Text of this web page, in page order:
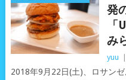
発
み
yuu
2018年9月22日(土)、ロサン